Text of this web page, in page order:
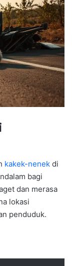
kakek-nenek di
bagi
dan merasa
lokasi
penduduk.